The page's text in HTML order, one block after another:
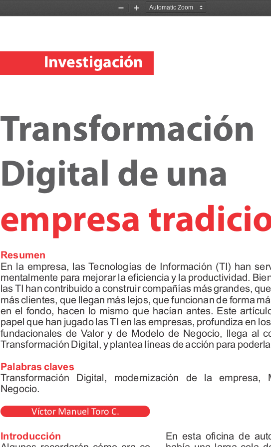
Zoom
Zoom
Investigación
Introducción
En esta oficina de
Resumen
En la empresa, las Tecnologías de Información (TI) han
mentalmente para mejorar la eficiencia y la productividad.
las TI han contribuido a construir compañías más grandes,
más clientes, que llegan más lejos, que funcionan de forma
en el fondo, hacen lo mismo que hacían antes. Este
papel que han jugado las TI en las empresas, profundiza en
fundacionales de Valor y de Modelo de Negocio, llega al
Transformación Digital, y plantea líneas de acción para
Palabras claves
Transformación Digital, modernización de la empresa,
Negocio.
Víctor Manuel Toro C.
Transformación
Digital de una
empresa tr